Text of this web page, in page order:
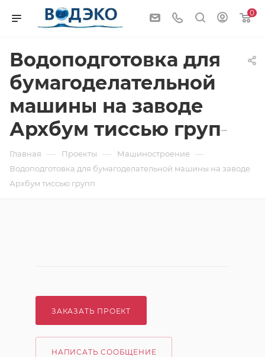
0
Водоподготовка для
бумагоделательной
машины на заводе
Архбум тиссью групп
Главная — Проекты — Машиностроение —
Водоподготовка для бумагоделательной машины на заводе
Архбум тиссью групп
ЗАКАЗАТЬ ПРОЕКТ
НАПИСАТЬ СООБЩЕНИЕ